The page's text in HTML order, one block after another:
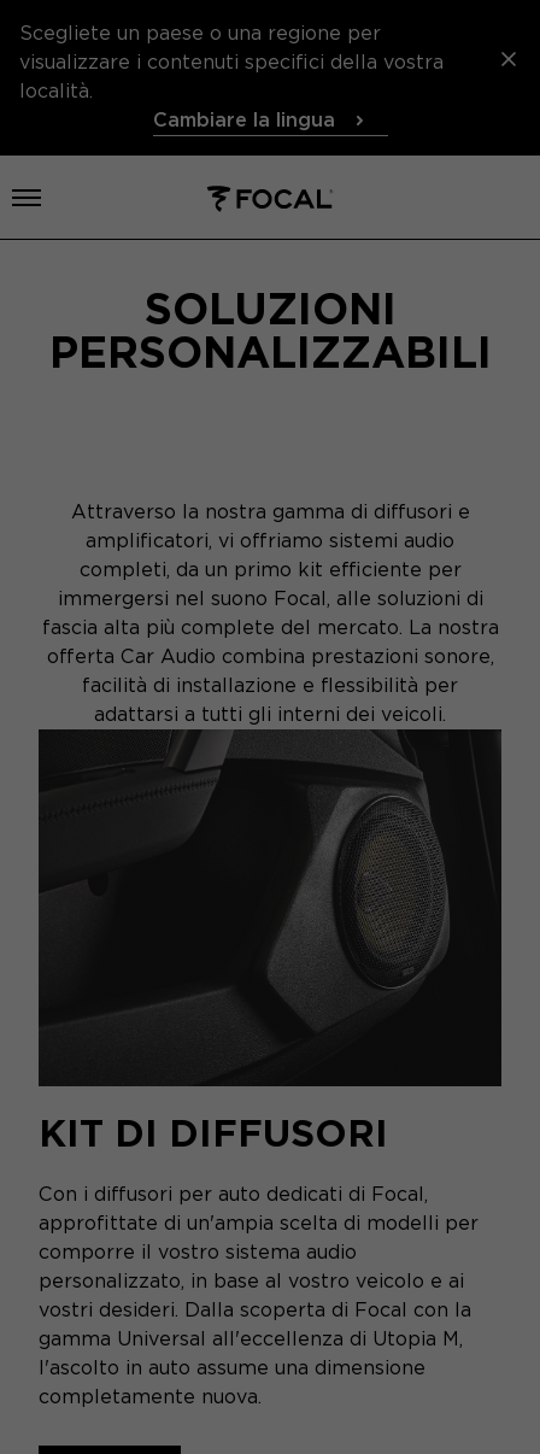
Scegliete un paese o una regione per
visualizzare i contenuti specifici della vostra
località.
Cambiare la lingua
Aprire il menu
SOLUZIONI
PERSONALIZZABILI
Attraverso la nostra gamma di diffusori e
amplificatori, vi offriamo sistemi audio
completi, da un primo kit efficiente per
immergersi nel suono Focal, alle soluzioni di
fascia alta più complete del mercato. La nostra
offerta Car Audio combina prestazioni sonore,
facilità di installazione e flessibilità per
adattarsi a tutti gli interni dei veicoli.
KIT DI DIFFUSORI
Con i diffusori per auto dedicati di Focal,
approfittate di un'ampia scelta di modelli per
comporre il vostro sistema audio
personalizzato, in base al vostro veicolo e ai
vostri desideri. Dalla scoperta di Focal con la
gamma Universal all'eccellenza di Utopia M,
l'ascolto in auto assume una dimensione
completamente nuova.